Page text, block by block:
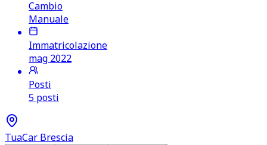
Cambio
Manuale
Immatricolazione
mag 2022
Posti
5 posti
TuaCar Brescia